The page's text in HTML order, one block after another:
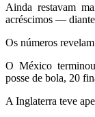
Ainda restavam
acréscimos —
Os números
O México
posse de bola, 20
A Inglaterra teve